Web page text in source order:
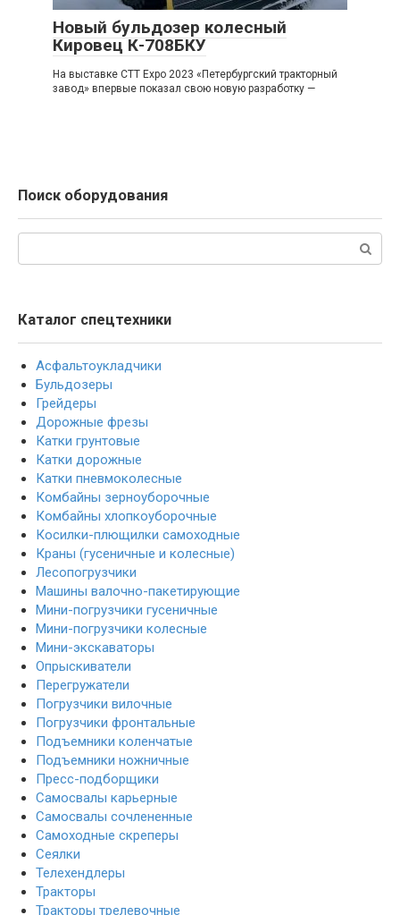
Новый бульдозер колесный
Кировец К-708БКУ
На выставке CTT Expo 2023 «Петербургский тракторный
завод» впервые показал свою новую разработку —
Поиск оборудования
Каталог спецтехники
Асфальтоукладчики
Бульдозеры
Грейдеры
Дорожные фрезы
Катки грунтовые
Катки дорожные
Катки пневмоколесные
Комбайны зерноуборочные
Комбайны хлопкоуборочные
Косилки-плющилки самоходные
Краны (гусеничные и колесные)
Лесопогрузчики
Машины валочно-пакетирующие
Мини-погрузчики гусеничные
Мини-погрузчики колесные
Мини-экскаваторы
Опрыскиватели
Перегружатели
Погрузчики вилочные
Погрузчики фронтальные
Подъемники коленчатые
Подъемники ножничные
Пресс-подборщики
Самосвалы карьерные
Самосвалы сочлененные
Самоходные скреперы
Сеялки
Телехендлеры
Тракторы
Тракторы трелевочные